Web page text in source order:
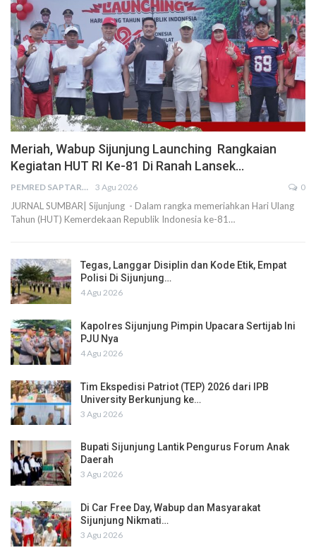
Meriah, Wabup Sijunjung Launching Rangkaian
Kegiatan HUT RI Ke-81 Di Ranah Lansek…
PEMRED SAPTARIUS 3 Agu 2026 0
JURNAL SUMBAR| Sijunjung - Dalam rangka memeriahkan Hari Ulang
Tahun (HUT) Kemerdekaan Republik Indonesia ke-81…
Tegas, Langgar Disiplin dan Kode Etik, Empat
Polisi Di Sijunjung…
4 Agu 2026
Kapolres Sijunjung Pimpin Upacara Sertijab Ini
PJU Nya
4 Agu 2026
Tim Ekspedisi Patriot (TEP) 2026 dari IPB
University Berkunjung ke…
3 Agu 2026
Bupati Sijunjung Lantik Pengurus Forum Anak
Daerah
3 Agu 2026
Di Car Free Day, Wabup dan Masyarakat
Sijunjung Nikmati…
3 Agu 2026